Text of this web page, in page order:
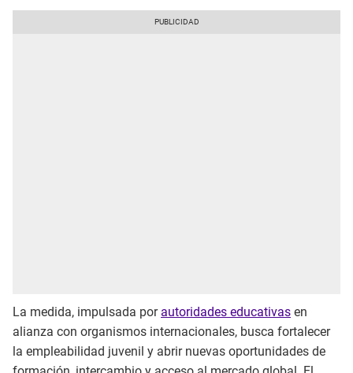
La medida, impulsada por autoridades educativas en
alianza con organismos internacionales, busca fortalecer
la empleabilidad juvenil y abrir nuevas oportunidades de